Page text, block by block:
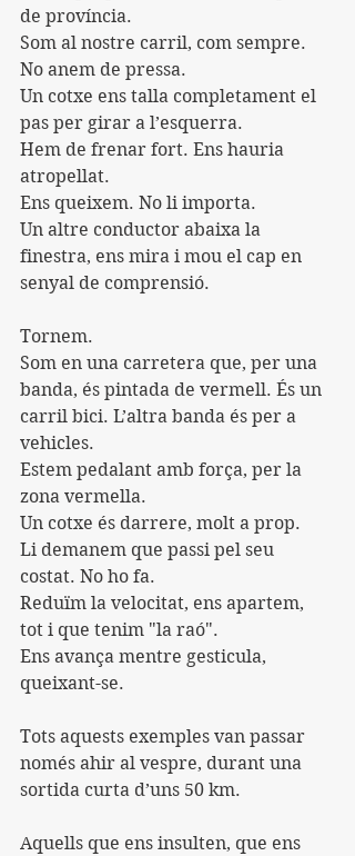
de província.
Som al nostre carril, com sempre.
No anem de pressa.
Un cotxe ens talla completament el
pas per girar a l’esquerra.
Hem de frenar fort. Ens hauria
atropellat.
Ens queixem. No li importa.
Un altre conductor abaixa la
finestra, ens mira i mou el cap en
senyal de comprensió.
Tornem.
Som en una carretera que, per una
banda, és pintada de vermell. És un
carril bici. L’altra banda és per a
vehicles.
Estem pedalant amb força, per la
zona vermella.
Un cotxe és darrere, molt a prop.
Li demanem que passi pel seu
costat. No ho fa.
Reduïm la velocitat, ens apartem,
tot i que tenim "la raó".
Ens avança mentre gesticula,
queixant-se.
Tots aquests exemples van passar
només ahir al vespre, durant una
sortida curta d’uns 50 km.
Aquells que ens insulten, que ens